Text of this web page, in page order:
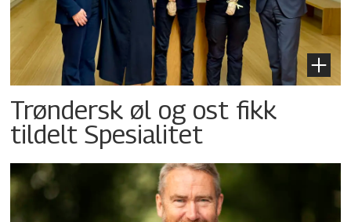
Trøndersk øl og ost fikk
tildelt Spesialitet